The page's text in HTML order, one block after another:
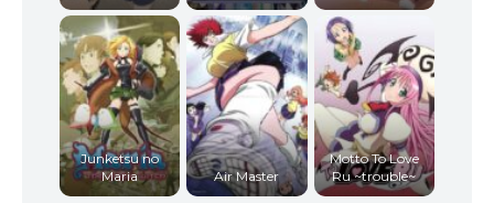
Junketsu no
Maria
Air Master
Motto To Love
Ru ~trouble~